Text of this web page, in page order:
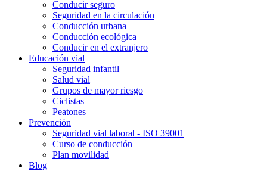
Conducir seguro
Seguridad en la circulación
Conducción urbana
Conducción ecológica
Conducir en el extranjero
Educación vial
Seguridad infantil
Salud vial
Grupos de mayor riesgo
Ciclistas
Peatones
Prevención
Seguridad vial laboral - ISO 39001
Curso de conducción
Plan movilidad
Blog